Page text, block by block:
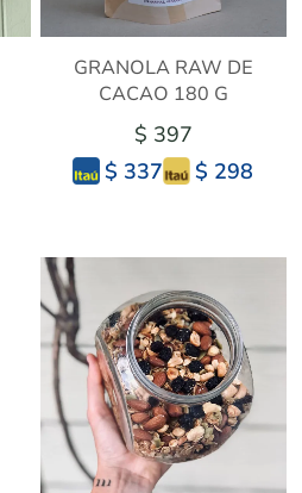
GRANOLA RAW DE
CACAO 180 G
$ 397
$ 337
$ 298